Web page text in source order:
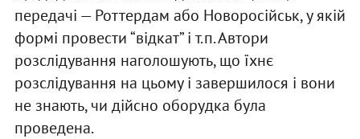
передачі — Роттердам або Новоросійськ, у якій
формі провести “відкат” і т.п. Автори
розслідування наголошують, що їхнє
розслідування на цьому і завершилося і вони
не знають, чи дійсно оборудка була
проведена.